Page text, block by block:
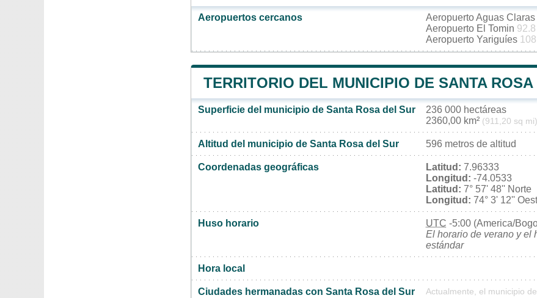
Aeropuertos cercanos Aeropuerto Aguas Claras
Aeropuerto El Tomin
Aeropuerto Yariguíes
TERRITORIO DEL MUNICIPIO DE SANTA ROSA
Superficie del municipio de Santa Rosa del Sur
236 000 hectáreas
2360,00 km² (911,20 sq mi)
Altitud del municipio de Santa Rosa del Sur 596 metros de altitud
Coordenadas geográficas Latitud: 7.96333
Longitud: -74.0533
Latitud: 7° 57' 48'' Norte
Longitud: 74° 3' 12''
Huso horario UTC -5:00 (America/
El horario de verano y el
estándar
Hora local
Ciudades hermanadas con Santa Rosa del Sur Actualmente, el municipio